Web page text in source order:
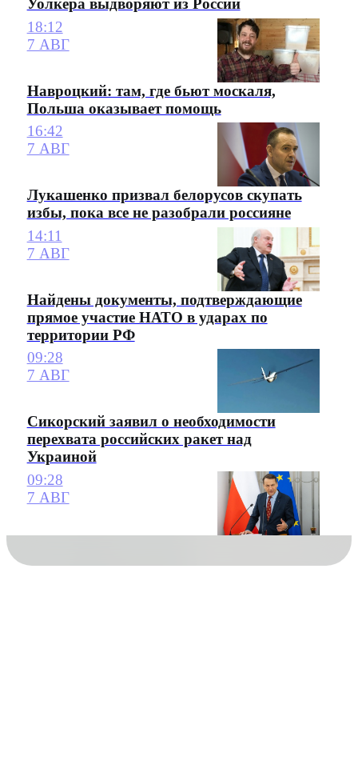
Уолкера выдворяют из России
18:12
7 АВГ
Навроцкий: там, где бьют москаля,
Польша оказывает помощь
16:42
7 АВГ
Лукашенко призвал белорусов скупать
избы, пока все не разобрали россияне
14:11
7 АВГ
Найдены документы, подтверждающие
прямое участие НАТО в ударах по
территории РФ
09:28
7 АВГ
Сикорский заявил о необходимости
перехвата российских ракет над
Украиной
09:28
7 АВГ